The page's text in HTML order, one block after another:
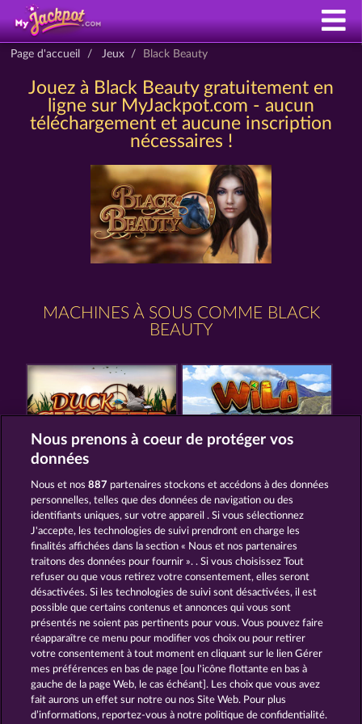
Page d'accueil Jeux Black Beauty
Jouez à Black Beauty gratuitement en
ligne sur MyJackpot.com - aucun
téléchargement et aucune inscription
nécessaires !
MACHINES À SOUS COMME BLACK
BEAUTY
DUCK SHOOTER
ATLANTIC WILDS CUTIE CAT
CGU Charte de confidentialité
Mentions légales Société FAQ
Glossaire Programme d'affiliation
Nous prenons à coeur de protéger vos
données
Nous et nos887 partenaires stockons et accédons à des données
personnelles, telles que des données de navigation ou des
identifiants uniques, sur votre appareil . Si vous sélectionnez
J'accepte, les technologies de suivi prendront en charge les
finalités affichées dans la section « Nous et nos partenaires
traitons des données pour fournir ». . Si vous choisissez Tout
refuser ou que vous retirez votre consentement, elles seront
désactivées. Si les technologies de suivi sont désactivées, il est
possible que certains contenus et annonces qui vous sont
présentés ne soient pas pertinents pour vous. Vous pouvez faire
réapparaître ce menu pour modifier vos choix ou pour retirer
votre consentement à tout moment en cliquant sur le lien Gérer
mes préférences en bas de page [ou l'icône flottante en bas à
gauche de la page Web, le cas échéant]. Les choix que vous avez
fait aurons un effet sur notre ou nos Site Web. Pour plus
d’informations, reportez-vous à notre politique de confidentialité.